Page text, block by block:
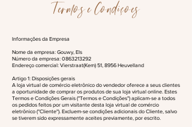
Termos e Condições
Informações da Empresa
Nome da empresa: Gouwy, Els
Número da empresa:0863213292
Endereço comercial: Vierstraat(Kem) 51, 8956 Heuvelland
Artigo 1: Disposições gerais
A loja virtual de comércio eletrônico do vendedor oferece a seus clientes
a oportunidade de comprar os produtos de sua loja virtual online. Estes
Termos e Condições Gerais ("Termos e Condições") aplicam-se a todos
os pedidos feitos por um visitante desta loja virtual de comércio
eletrônico ("Cliente"). Excluem-se condições adicionais do Cliente, salvo
se tiverem sido expressamente aceites previamente, por escrito.